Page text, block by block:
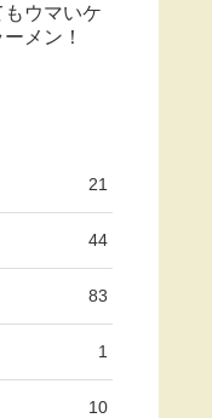
ウマいケ
メン！
21
44
83
1
10